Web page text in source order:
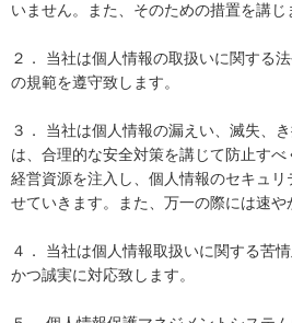
いません。また、そのための措置を講じ
２． 当社は個人情報の取扱いに関する
の規範を遵守致します。
３． 当社は個人情報の漏えい、滅失、
は、合理的な安全対策を講じて防止す
経営資源を注入し、個人情報のセキュリ
せていきます。また、万一の際には速や
４． 当社は個人情報取扱いに関する苦
かつ誠実に対応致します。